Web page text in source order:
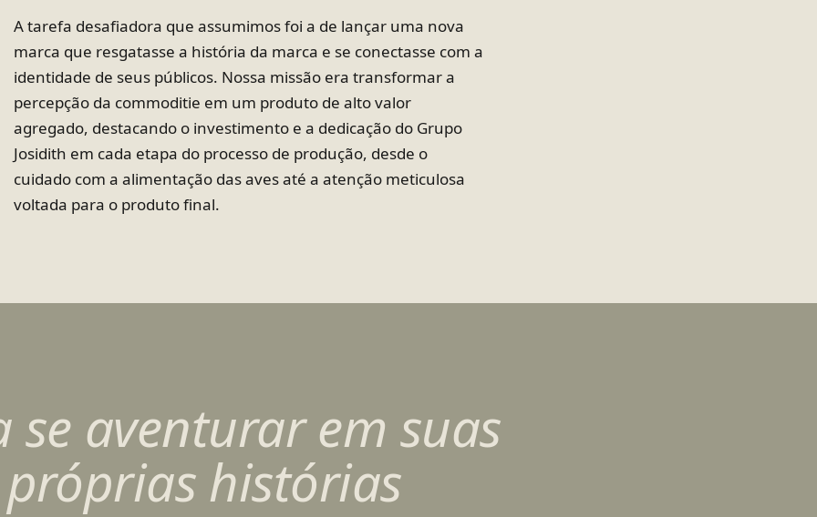
A tarefa desafiadora que assumimos foi a de lançar uma nova
marca que resgatasse a história da marca e se conectasse com a
identidade de seus públicos. Nossa missão era transformar a
percepção da commoditie em um produto de alto valor
agregado, destacando o investimento e a dedicação do Grupo
Josidith em cada etapa do processo de produção, desde o
cuidado com a alimentação das aves até a atenção meticulosa
voltada para o produto final.
se aventurar em suas
próprias histórias